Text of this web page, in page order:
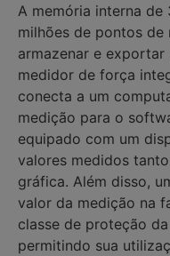
A memória interna de
milhões de pontos de
armazenar e
medidor de força
conecta a um
medição para o
equipado com um
valores medidos
gráfica. Além disso,
valor da medição na
classe de proteção
permitindo sua